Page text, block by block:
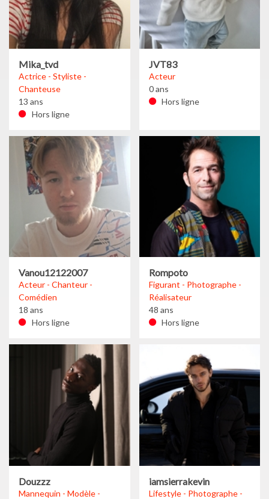
Mika_tvd
Actrice - Styliste -
Chanteuse
13 ans
Hors ligne
JVT83
Acteur
0 ans
Hors ligne
Vanou12122007
Acteur - Chanteur -
Comédien
18 ans
Hors ligne
Rompoto
Figurant - Photographe -
Réalisateur
48 ans
Hors ligne
Douzzz
Mannequin - Modèle -
iamsierrakevin
Lifestyle - Photographe -